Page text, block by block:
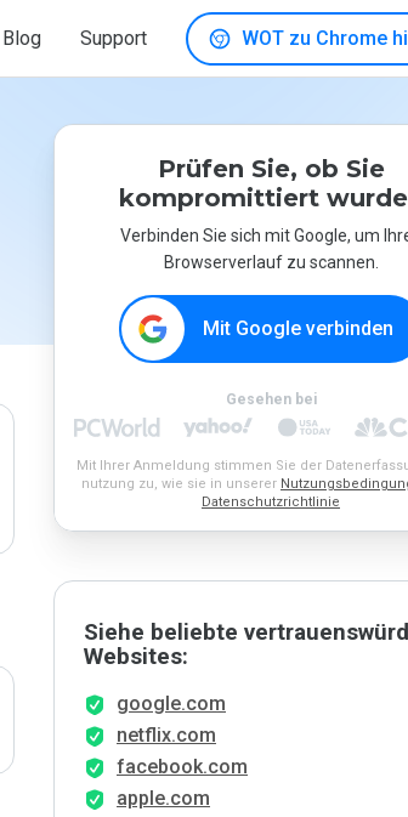
Blog Support WOT zu Chrome
Prüfen Sie, ob Sie
kompromittiert
Verbinden Sie sich mit Google, um
Browserverlauf zu scannen.
Mit Google verbinden
Gesehen bei
Mit Ihrer Anmeldung stimmen Sie der
nutzung zu, wie sie in unserer
Datenschutzrichtlinie
Siehe beliebte
Websites:
google.com
netflix.com
facebook.com
apple.com